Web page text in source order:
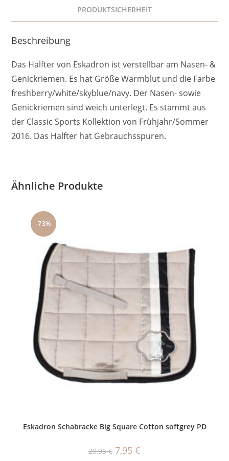
PRODUKTSICHERHEIT
Beschreibung
Das Halfter von Eskadron ist verstellbar am Nasen- &
Genickriemen. Es hat Größe Warmblut und die Farbe
freshberry/white/skyblue/navy. Der Nasen- sowie
Genickriemen sind weich unterlegt. Es stammt aus
der Classic Sports Kollektion von Frühjahr/Sommer
2016. Das Halfter hat Gebrauchsspuren.
Ähnliche Produkte
-73%
Eskadron Schabracke Big Square Cotton softgrey PD
29,95€ Ursprünglicher
Preis
7,95 €